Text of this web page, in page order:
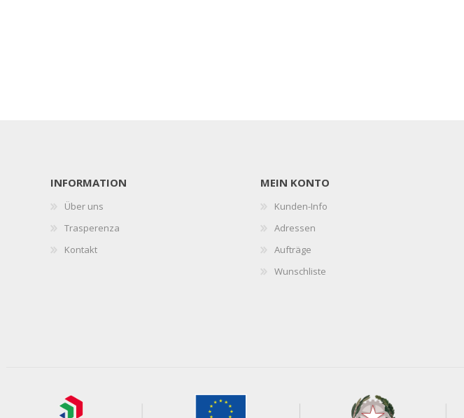
INFORMATION
Über uns
Trasperenza
Kontakt
MEIN KONTO
Kunden-Info
Adressen
Aufträge
Wunschliste